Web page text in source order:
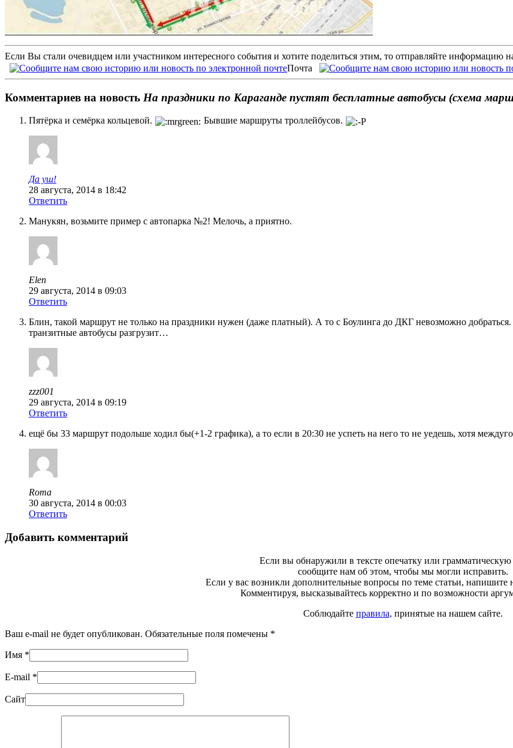
Если Вы стали очевидцем или участником интересного события и хотите поделиться этим, то отправляйте информацию
Почта
Комментариев на новость На праздники по Караганде пустят бесплатные автобусы (схема
Пятёрка и семёрка кольцевой. Бывшие маршруты троллейбусов.
Да уш!
28 августа, 2014 в 18:42
Ответить
Манукян, возьмите пример с автопарка №2! Мелочь, а приятно.
Elen
29 августа, 2014 в 09:03
Ответить
Блин, такой маршрут не только на праздники нужен (даже платный). А то с Боулинга до ДКГ невозможно
транзитные автобусы разгрузит…
zzz001
29 августа, 2014 в 09:19
Ответить
ещё бы 33 маршрут подольше ходил бы(+1-2 графика), а то если в 20:30 не успеть на него то не уедешь, хотя
Roma
30 августа, 2014 в 00:03
Ответить
Добавить комментарий
Если вы обнаружили в тексте опечатку или
сообщите нам об этом, чтобы мы могли исправить.
Если у вас возникли дополнительные вопросы по теме статьи, напишите
Комментируя, высказывайтесь корректно и по возможности
Соблюдайте правила, принятые на нашем сайте.
Ваш e-mail не будет опубликован. Обязательные поля помечены *
Имя *
E-mail *
Сайт